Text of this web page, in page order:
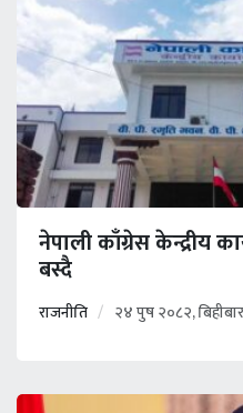
नेपाली काँग्रेस केन्द्रीय
बस्दै
राजनीति २४ पुष २०८२,